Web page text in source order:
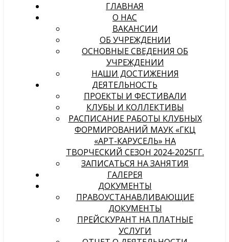
ГЛАВНАЯ
О НАС
ВАКАНСИИ
ОБ УЧРЕЖДЕНИИ
ОСНОВНЫЕ СВЕДЕНИЯ ОБ
УЧРЕЖДЕНИИ
НАШИ ДОСТИЖЕНИЯ
ДЕЯТЕЛЬНОСТЬ
ПРОЕКТЫ И ФЕСТИВАЛИ
КЛУБЫ И КОЛЛЕКТИВЫ
РАСПИСАНИЕ РАБОТЫ КЛУБНЫХ
ФОРМИРОВАНИЙ МАУК «ГКЦ
«АРТ-КАРУСЕЛЬ» НА
ТВОРЧЕСКИЙ СЕЗОН 2024-2025ГГ.
ЗАПИСАТЬСЯ НА ЗАНЯТИЯ
ГАЛЕРЕЯ
ДОКУМЕНТЫ
ПРАВОУСТАНАВЛИВАЮЩИЕ
ДОКУМЕНТЫ
ПРЕЙСКУРАНТ НА ПЛАТНЫЕ
УСЛУГИ